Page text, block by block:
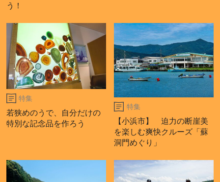
う！
特集
若狭めのうで、自分だけの
特別な記念品を作ろう
特集
【小浜市】 迫力の断崖美
を楽しむ爽快クルーズ「蘇
洞門めぐり」